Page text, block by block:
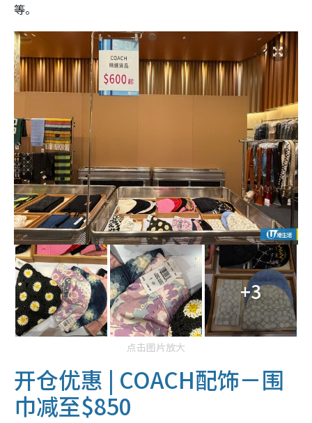
等。
+3
点击图片放大
开仓优惠 | COACH配饰－围
巾减至$850